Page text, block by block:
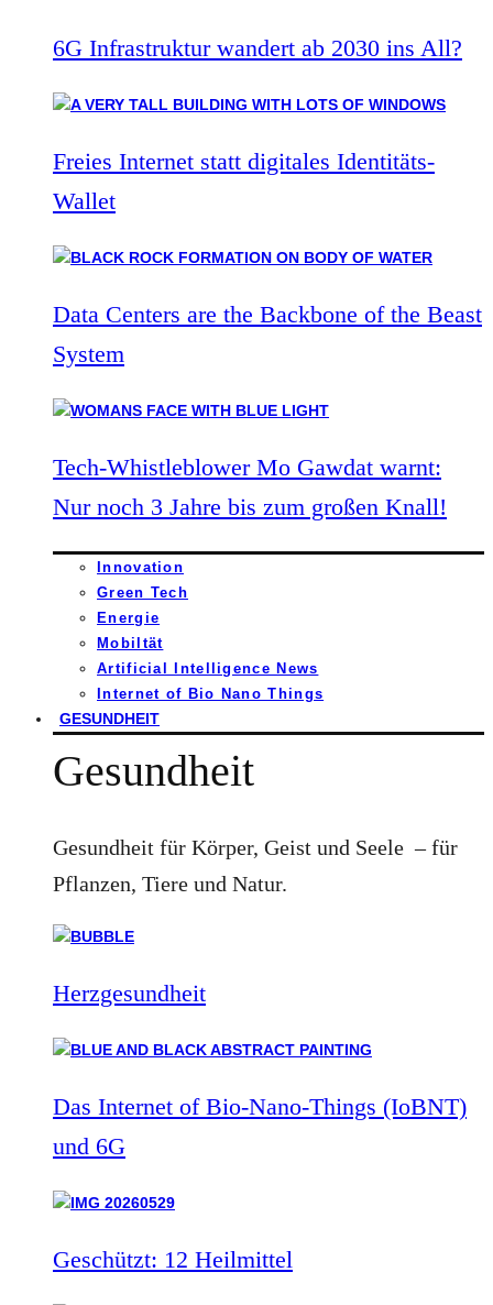
6G Infrastruktur wandert ab 2030 ins All?
Freies Internet statt digitales Identitäts-
Wallet
Data Centers are the Backbone of the Beast
System
Tech-Whistleblower Mo Gawdat warnt:
Nur noch 3 Jahre bis zum großen Knall!
Innovation
Green Tech
Energie
Mobiltät
Artificial Intelligence News
Internet of Bio Nano Things
GESUNDHEIT
Gesundheit
Gesundheit für Körper, Geist und Seele – für
Pflanzen, Tiere und Natur.
Herzgesundheit
Das Internet of Bio-Nano-Things (IoBNT)
und 6G
Geschützt: 12 Heilmittel